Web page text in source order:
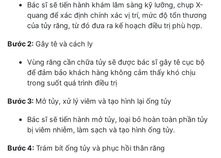
Bác sĩ sẽ tiến hành khám lâm sàng kỹ lưỡng, chụp X-
quang để xác định chính xác vị trí, mức độ tổn thương
của tủy răng, từ đó đưa ra kế hoạch điều trị phù hợp.
Bước 2: Gây tê và cách ly
Vùng răng cần chữa tủy sẽ được bác sĩ gây tê cục bộ
để đảm bảo khách hàng không cảm thấy khó chịu
trong suốt quá trình điều trị
Bước 3: Mở tủy, xử lý viêm và tạo hình lại ống tủy
Bác sĩ sẽ tiến hành mở tủy, loại bỏ hoàn toàn phần tủy
bị viêm nhiễm, làm sạch và tạo hình ống tủy.
Bước 4: Trám bít ống tủy và phục hồi thân răng